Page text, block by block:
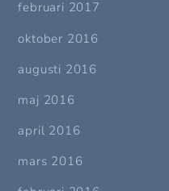
februari 2017
oktober 2016
augusti 2016
maj 2016
april 2016
mars 2016